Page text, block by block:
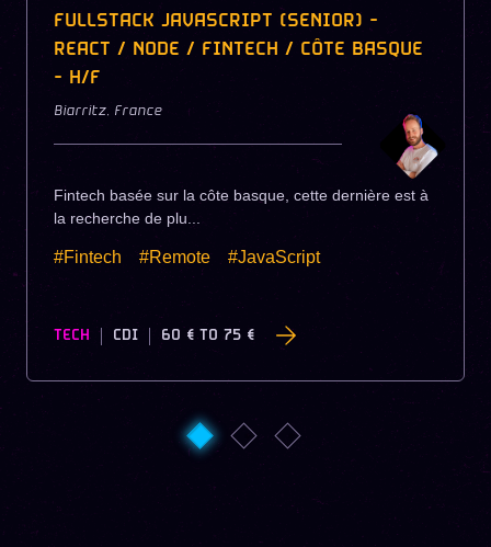
FULLSTACK JAVASCRIPT (SENIOR) -
REACT / NODE / FINTECH / CÔTE BASQUE
- H/F
Biarritz, France
Fintech basée sur la côte basque, cette dernière est à
la recherche de plu...
#Fintech #Remote #JavaScript
TECH CDI 60 € TO 75 €